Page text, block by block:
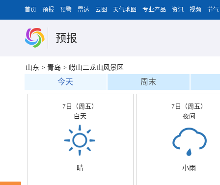
首页 预报 预警 雷达 云图 天气地图 专业产品 资讯 视频 节气
预报
山东 > 青岛 > 崂山二龙山风景区
今天 周末
7日（周五）
白天
晴
7日（周五）
夜间
小雨